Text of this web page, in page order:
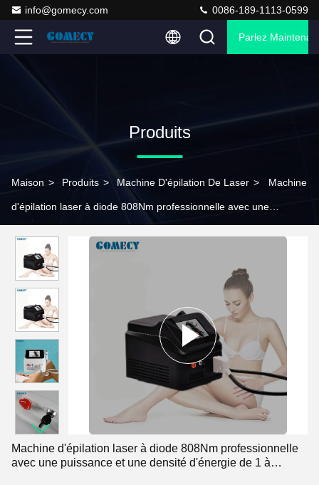
info@gomecy.com 0086-189-1113-0599
Parlez
Produits
Maison > Produits > Machine D'épilation De Laser > Machine
d'épilation laser à diode 808Nm professionnelle avec une
de 1000W
Machine d'épilation laser à diode 808Nm professionnelle
avec une puissance et une densité d'énergie de 1 à